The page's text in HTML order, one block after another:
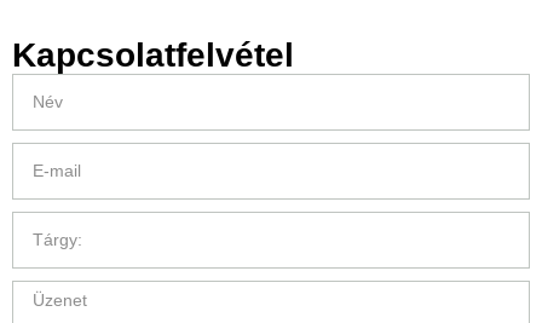
Kapcsolatfelvétel